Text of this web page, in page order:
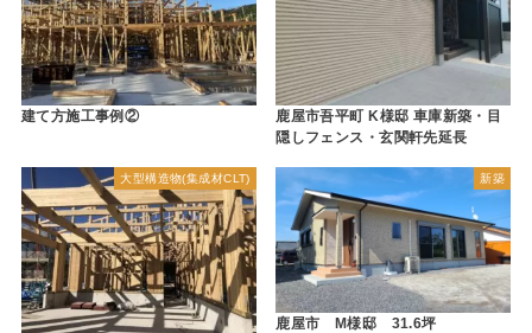
建て方施工事例②
鹿屋市吾平町 K様邸 車庫新築・目
隠しフェンス・玄関軒先延長
大型構造物(集成材CLT) 新築
鹿屋市 M様邸 31.6坪